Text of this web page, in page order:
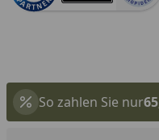
So zahlen Sie nur